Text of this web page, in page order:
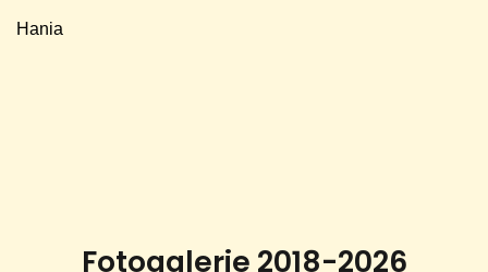
Hania
Fotogalerie 2018-2026